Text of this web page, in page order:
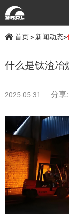
首页> 新闻动态>
什么是钛渣冶
2025-05-31 分享: